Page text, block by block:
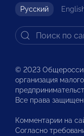
Русский
© 2023
организация
Все права
Комментарии на
Согласно